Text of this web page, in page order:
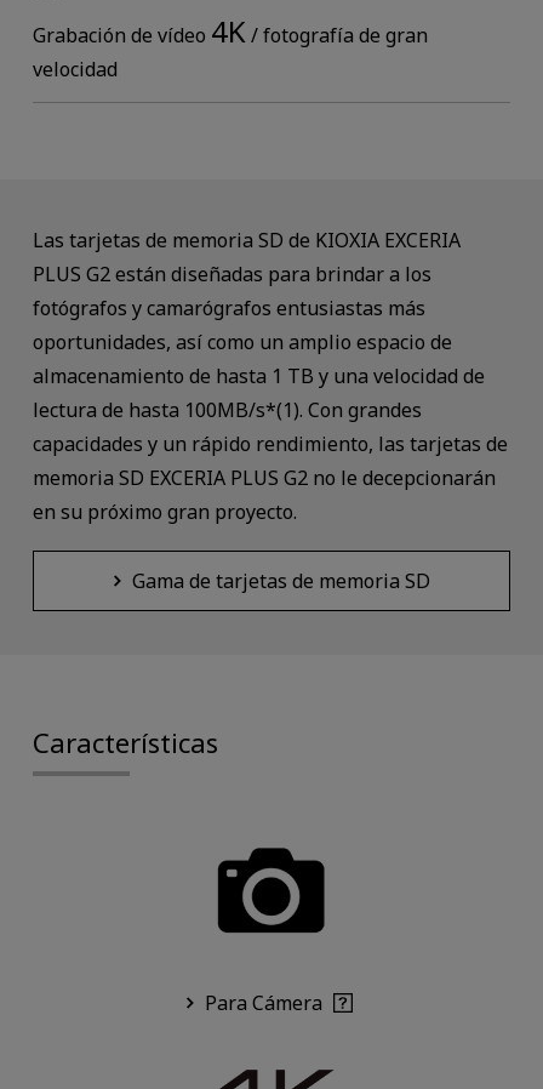
Grabación de vídeo 4K/ fotografía de gran
velocidad
Las tarjetas de memoria SD de KIOXIA EXCERIA
PLUS G2 están diseñadas para brindar a los
fotógrafos y camarógrafos entusiastas más
oportunidades, así como un amplio espacio de
almacenamiento de hasta 1 TB y una velocidad de
lectura de hasta 100MB/s*(1). Con grandes
capacidades y un rápido rendimiento, las tarjetas de
memoria SD EXCERIA PLUS G2 no le decepcionarán
en su próximo gran proyecto.
Gama de tarjetas de memoria SD
Características
Para Cámera